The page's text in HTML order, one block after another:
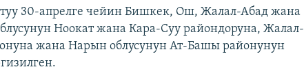
30-апрелге чейин Бишкек, Ош, Жалал-Абад жана
Ноокат жана Кара-Суу райондоруна, Жалал-
жана Нарын облусунун Ат-Башы районунун